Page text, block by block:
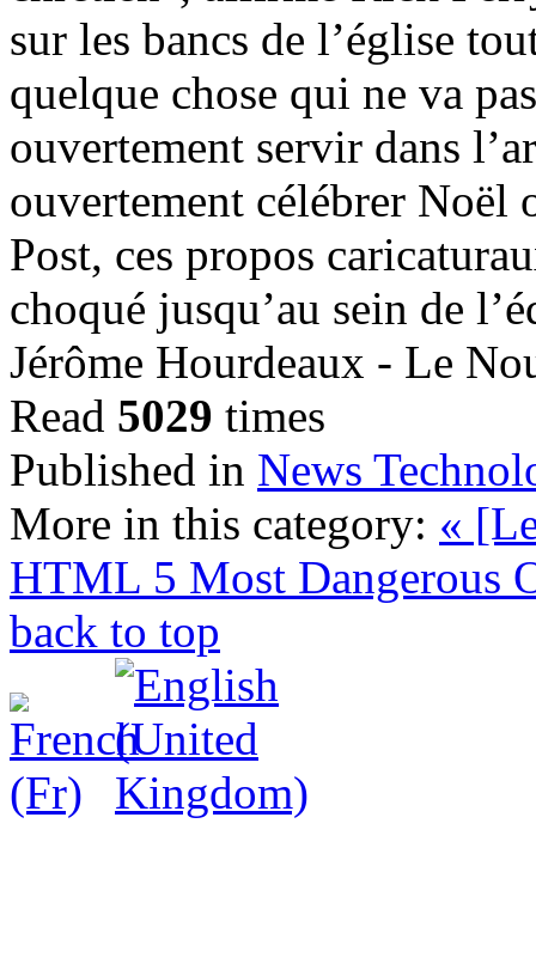
sur les bancs de l’église
quelque chose qui ne va
ouvertement servir dans
ouvertement célébrer
Post, ces propos
choqué jusqu’au sein de
Jérôme Hourdeaux - Le
Read 5029 times
Published in News
More in this category: «
HTML 5 Most Dangerous
back to top